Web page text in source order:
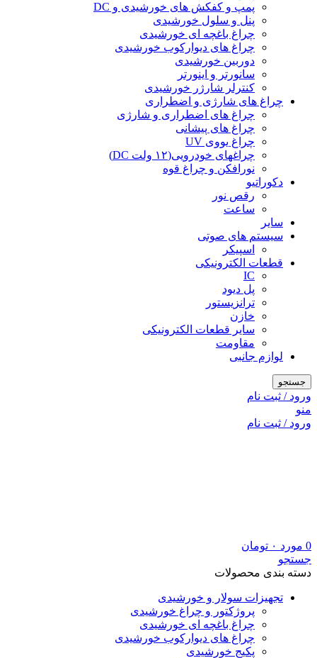
پمپ و کفکش های خورشیدی و DC
پنل و سلول خورشیدی
چراغ باغچه ای خورشیدی
چراغ های دیوارکوب خورشیدی
دوربین خورشیدی
سانورتر و اینورتر
کنترلر شارژر خورشیدی
چراغ های شارژی و اضطراری
چراغ های اضطراری و شارژی
چراغ های پیشانی
چراغ یووی UV
چراغهای خودرویی(۱۲ ولت DC)
نورافکن و چراغ قوه
دکوراتیو
رقص نور
ساعت
سایر
سیستم های صوتی
اسپیکر
قطعات الکترونیکی
IC
پل دیود
ترانزیستور
خازن
سایر قطعات الکترونیکی
مقاومت
لوازم جانبی
جستجو
ورود / ثبت نام
منو
ورود / ثبت نام
0 مورد ۰ تومان
جستجو
دسته بندی محصولات
تجهیزات سولار و خورشیدی
پروژکتور و چراغ خورشیدی
چراغ باغچه ای خورشیدی
چراغ های دیوارکوب خورشیدی
پکیج خورشیدی